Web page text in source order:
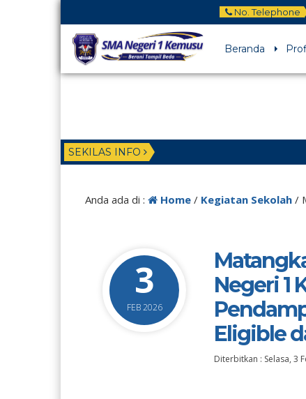
No. Telephone
Beranda
SEKILAS INFO
Anda ada di : Home/ Kegiatan Sekolah/
3
FEB 2026
Negeri 1
Eligible
Diterbitkan : Selasa, 3